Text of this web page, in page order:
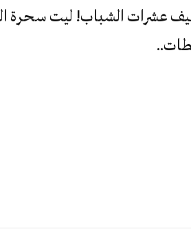
عشرات الشباب! ليت سحرة